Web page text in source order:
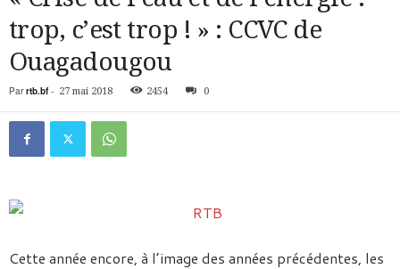
trop, c’est trop ! » : CCVC de
Ouagadougou
Par rtb.bf- 27 mai 2018 2454 0
Cette année encore, à l’image des années précédentes, les